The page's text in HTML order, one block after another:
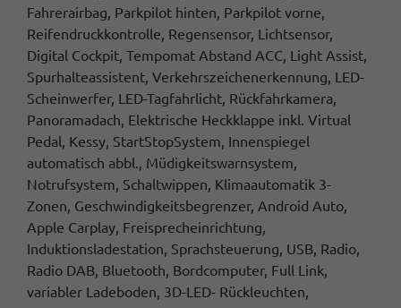
Fahrerairbag, Parkpilot hinten, Parkpilot vorne,
Reifendruckkontrolle, Regensensor, Lichtsensor,
Digital Cockpit, Tempomat Abstand ACC, Light Assist,
Spurhalteassistent, Verkehrszeichenerkennung, LED-
Scheinwerfer, LED-Tagfahrlicht, Rückfahrkamera,
Panoramadach, Elektrische Heckklappe inkl. Virtual
Pedal, Kessy, StartStopSystem, Innenspiegel
automatisch abbl., Müdigkeitswarnsystem,
Notrufsystem, Schaltwippen, Klimaautomatik 3-
Zonen, Geschwindigkeitsbegrenzer, Android Auto,
Apple Carplay, Freisprecheinrichtung,
Induktionsladestation, Sprachsteuerung, USB, Radio,
Radio DAB, Bluetooth, Bordcomputer, Full Link,
variabler Ladeboden, 3D-LED- Rückleuchten,